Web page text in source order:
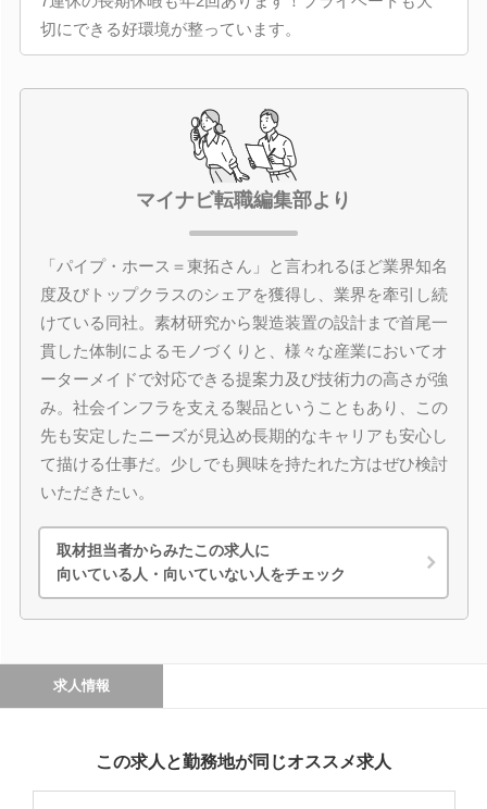
切にできる好環境が整っています。
マイナビ転職編集部より
「パイプ・ホース＝東拓さん」と言われるほど業界知名
度及びトップクラスのシェアを獲得し、業界を牽引し続
けている同社。素材研究から製造装置の設計まで首尾一
貫した体制によるモノづくりと、様々な産業においてオ
ーターメイドで対応できる提案力及び技術力の高さが強
み。社会インフラを支える製品ということもあり、この
先も安定したニーズが見込め長期的なキャリアも安心し
て描ける仕事だ。少しでも興味を持たれた方はぜひ検討
いただきたい。
取材担当者からみたこの求人に
向いている人・向いていない人をチェック
求人情報
この求人と勤務地が同じオススメ求人